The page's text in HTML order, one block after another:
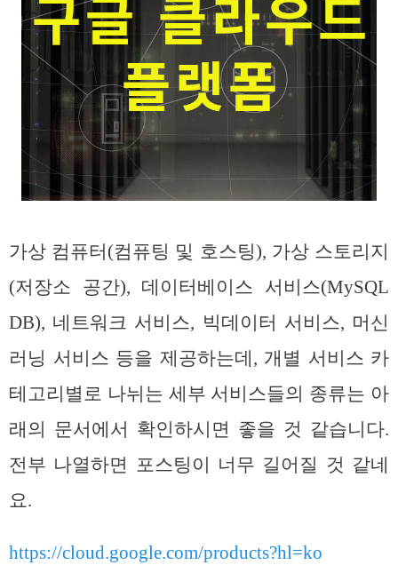
가상 컴퓨터(컴퓨팅 및 호스팅), 가상 스토리지
(저장소 공간), 데이터베이스 서비스(MySQL
DB), 네트워크 서비스, 빅데이터 서비스, 머신
러닝 서비스 등을 제공하는데, 개별 서비스 카
테고리별로 나뉘는 세부 서비스들의 종류는 아
래의 문서에서 확인하시면 좋을 것 같습니다.
전부 나열하면 포스팅이 너무 길어질 것 같네
요.
https://cloud.google.com/products?hl=ko